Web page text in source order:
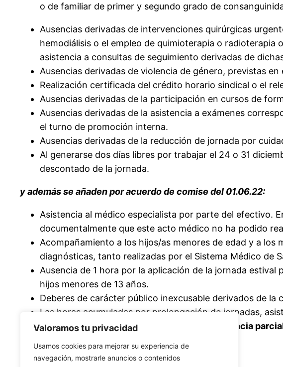
Valoramos tu privacidad
Usamos cookies para mejorar su experiencia de
navegación, mostrarle anuncios o contenidos
o de familiar de primer y segundo grado de
Ausencias derivadas de intervenciones quirúrgicas
hemodiálisis o el empleo de quimioterapia o
asistencia a consultas de seguimiento derivadas de
Ausencias derivadas de violencia de género, previstas
Realización certificada del crédito horario sindical o el
Ausencias derivadas de la participación en cursos de
Ausencias derivadas de la asistencia a exámenes
el turno de promoción interna.
Ausencias derivadas de la reducción de jornada por
Al generarse dos días libres por trabajar el 24 o 31
descontado de la jornada.
y además se añaden por acuerdo de comise del 01.06.22:
Asistencia al médico especialista por parte del efectivo.
documentalmente que este acto médico no ha podido
Acompañamiento a los hijos/as menores de edad y a los
diagnósticas, tanto realizadas por el Sistema Médico de
Ausencia de 1 hora por la aplicación de la jornada
hijos menores de 13 años.
Deberes de carácter público inexcusable derivados de
Las horas acumuladas por prolongación de jornadas,
lo que, usadas porjornadas completas ausencia
guia-dpo-acuerdo-pmm-2022-2025 Descarga